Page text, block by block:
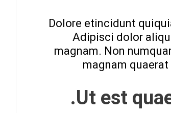
Dolore etincidunt
Adipisci dolor
magnam. Non
magnam
Ut est